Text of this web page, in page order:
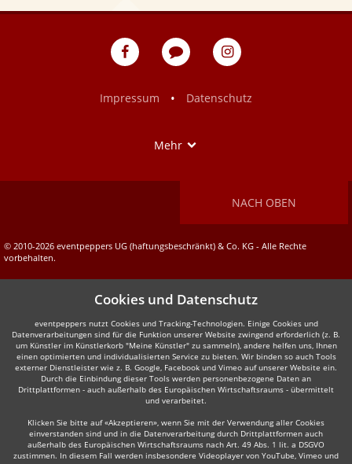
eventpeppers
Blog
eventpeppers
Impressum
• Datenschutz
Mehr
NACH OBEN
© 2010-2026 eventpeppers UG (haftungsbeschränkt) & Co. KG - Alle Rechte
vorbehalten.
Cookies und Datenschutz
eventpeppers nutzt Cookies und Tracking-Technologien. Einige Cookies und
Datenverarbeitungen sind für die Funktion unserer Website zwingend erforderlich (z. B.
um Künstler im Künstlerkorb "Meine Künstler" zu sammeln), andere helfen uns, Ihnen
einen optimierten und individualisierten Service zu bieten. Wir binden so auch Tools
externer Dienstleister wie z. B. Google, Facebook und Vimeo auf unserer Website ein.
Durch die Einbindung dieser Tools werden personenbezogene Daten an
Drittplattformen - auch außerhalb des Europäischen Wirtschaftsraums - übermittelt
und verarbeitet.
Klicken Sie bitte auf «Akzeptieren», wenn Sie mit der Verwendung aller Cookies
einverstanden sind und in die Datenverarbeitung durch Drittplattformen auch
außerhalb des Europäischen Wirtschaftsraums nach Art. 49 Abs. 1 lit. a DSGVO
zustimmen. In diesem Fall werden insbesondere Videoplayer von YouTube, Vimeo und